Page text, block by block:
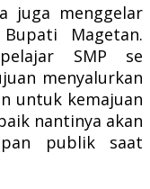
juga menggelar
Magetan.
SMP se
menyalurkan
untuk kemajuan
nantinya akan
publik saat